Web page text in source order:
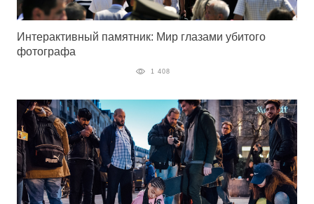
Интерактивный памятник: Мир глазами убитого
фотографа
1 408